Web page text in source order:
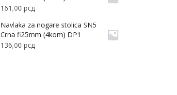
161,00 рсд
Navlaka za nogare stolica SN5
Crna fi25mm (4kom) DP1
136,00 рсд